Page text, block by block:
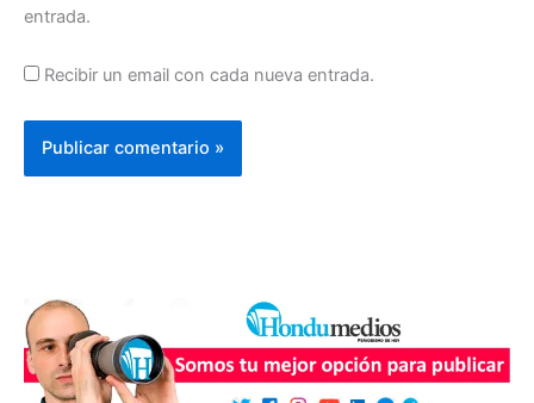
entrada.
Recibir un email con cada nueva entrada.